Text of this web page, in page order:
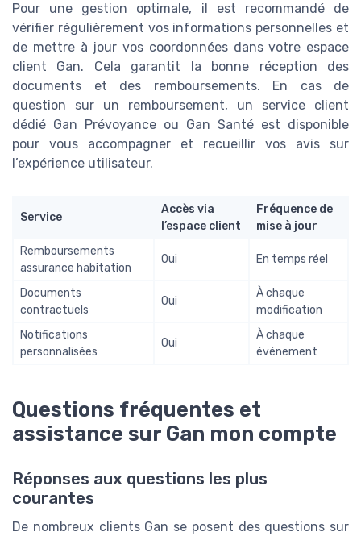
Pour une gestion optimale, il est recommandé de
vérifier régulièrement vos informations personnelles et
de mettre à jour vos coordonnées dans votre espace
client Gan. Cela garantit la bonne réception des
documents et des remboursements. En cas de
question sur un remboursement, un service client
dédié Gan Prévoyance ou Gan Santé est disponible
pour vous accompagner et recueillir vos avis sur
l’expérience utilisateur.
Service
Accès via
l’espace client
Fréquence de
mise à jour
Remboursements
assurance habitation
Oui En temps réel
Documents
contractuels
Oui
À chaque
modification
Notifications
personnalisées
Oui
À chaque
événement
Questions fréquentes et
assistance sur Gan mon compte
Réponses aux questions les plus
courantes
De nombreux clients Gan se posent des questions sur